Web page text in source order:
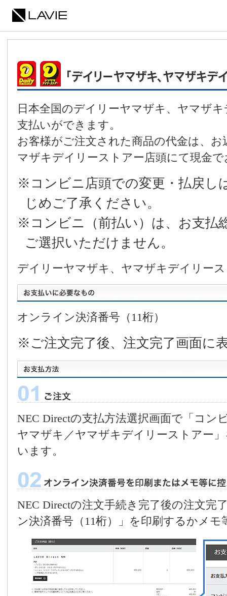
日本全国のデイリーヤマザキ、ヤマザ
支払いができます。
お客様がご注文された商品の代金は、
マザキデイリーストアー店頭にて現金
※コンビニ店頭での変更・払戻し
じめご了承ください。
※コンビニ（前払い）は、お支払
ご選択いただけません。
デイリーヤマザキ、ヤマザキデイリー
オンライン決済番号（11桁）
※ご注文完了後、注文完了画面に
NEC Directの支払方法選択画面で「コン
ヤマザキ／ヤマザキデイリーストアー
います。
NEC Directの注文手続き完了後の注文完
ン決済番号（11桁）」を印刷するかメモ